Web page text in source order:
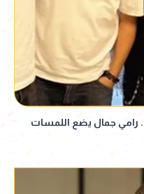
جمال يضع اللمسات